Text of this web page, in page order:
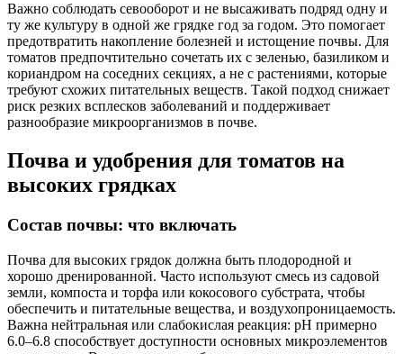
Важно соблюдать севооборот и не высаживать подряд одну и
ту же культуру в одной же грядке год за годом. Это помогает
предотвратить накопление болезней и истощение почвы. Для
томатов предпочтительно сочетать их с зеленью, базиликом и
кориандром на соседних секциях, а не с растениями, которые
требуют схожих питательных веществ. Такой подход снижает
риск резких всплесков заболеваний и поддерживает
разнообразие микроорганизмов в почве.
Почва и удобрения для томатов на
высоких грядках
Состав почвы: что включать
Почва для высоких грядок должна быть плодородной и
хорошо дренированной. Часто используют смесь из садовой
земли, компоста и торфа или кокосового субстрата, чтобы
обеспечить и питательные вещества, и воздухопроницаемость.
Важна нейтральная или слабокислая реакция: pH примерно
6.0–6.8 способствует доступности основных микроэлементов